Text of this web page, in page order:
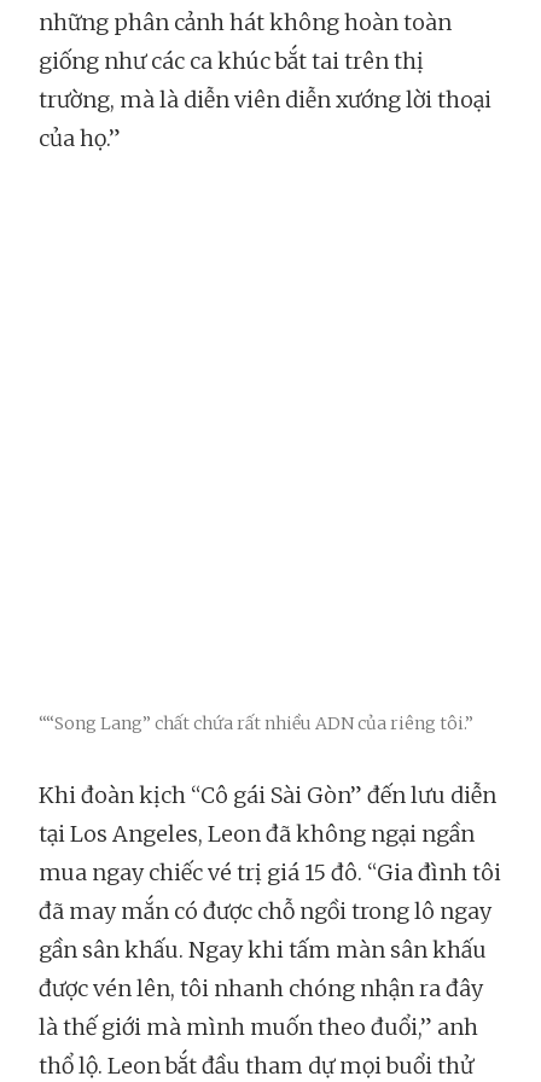
những phân cảnh hát không hoàn toàn
giống như các ca khúc bắt tai trên thị
trường, mà là diễn viên diễn xướng lời thoại
của họ.”
““Song Lang” chất chứa rất nhiều ADN của riêng tôi.”
Khi đoàn kịch “Cô gái Sài Gòn” đến lưu diễn
tại Los Angeles, Leon đã không ngại ngần
mua ngay chiếc vé trị giá 15 đô. “Gia đình tôi
đã may mắn có được chỗ ngồi trong lô ngay
gần sân khấu. Ngay khi tấm màn sân khấu
được vén lên, tôi nhanh chóng nhận ra đây
là thế giới mà mình muốn theo đuổi,” anh
thổ lộ. Leon bắt đầu tham dự mọi buổi thử